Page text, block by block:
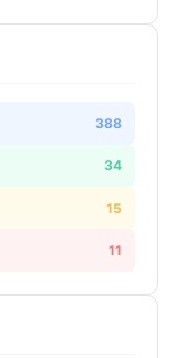
388
34
15
11